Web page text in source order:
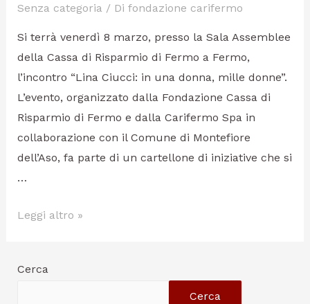
Senza categoria / Di fondazione carifermo
Si terrà venerdì 8 marzo, presso la Sala Assemblee
della Cassa di Risparmio di Fermo a Fermo,
l’incontro “Lina Ciucci: in una donna, mille donne”.
L’evento, organizzato dalla Fondazione Cassa di
Risparmio di Fermo e dalla Carifermo Spa in
collaborazione con il Comune di Montefiore
dell’Aso, fa parte di un cartellone di iniziative che si
…
Leggi altro »
Cerca
Cerca